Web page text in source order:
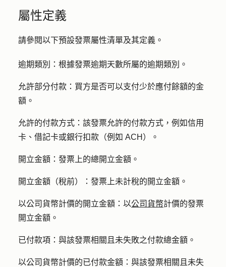
屬性定義
請參閱以下預設發票屬性清單及其定義。
逾期類別： 根據發票逾期天數所屬的逾期類別。
允許部分付款： 買方是否可以支付少於應付餘額的金
額。
允許的付款方式： 該發票允許的付款方式，例如信用
卡、借記卡或銀行扣款（例如 ACH）。
開立金額： 發票上的總開立金額。
開立金額（稅前）： 發票上未計稅的開立金額。
以公司貨幣計價的開立金額： 以公司貨幣計價的發票
開立金額。
已付款項： 與該發票相關且未失敗之付款總金額。
以公司貨幣計價的已付款金額： 與該發票相關且未失